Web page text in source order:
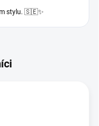
stylu. 🇸🇪✨